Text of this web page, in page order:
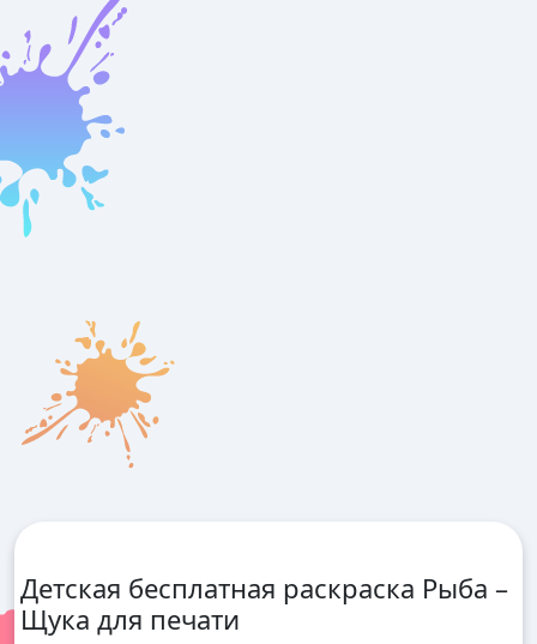
Детская бесплатная раскраска Рыба –
Щука для печати